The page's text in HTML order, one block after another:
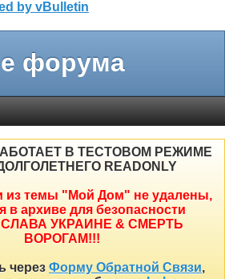
форума
В ТЕСТОВОМ РЕЖИМЕ
READONLY
из темы "Мой Дом" не удалены,
в архиве для безопасности
СЛАВА УКРАИНЕ & СМЕРТЬ
ВОРОГАМ!!!
через Форму Обратной Связи,